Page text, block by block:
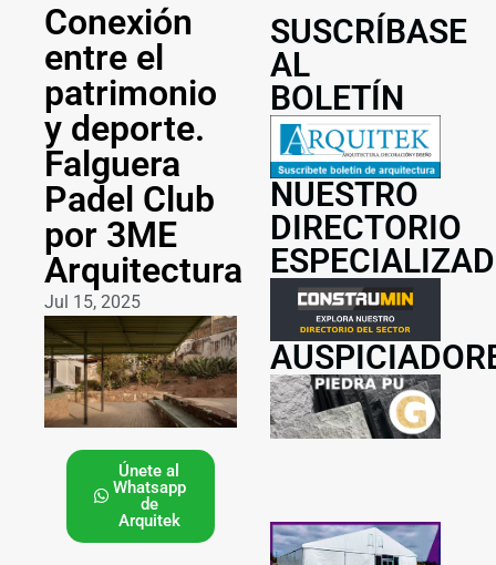
Conexión
entre el
patrimonio
y deporte.
Falguera
Padel Club
por 3ME
Arquitectura
Jul 15, 2025
Únete al
Whatsapp
de
Arquitek
SUSCRÍBASE
AL
BOLETÍN
NUESTRO
DIRECTORIO